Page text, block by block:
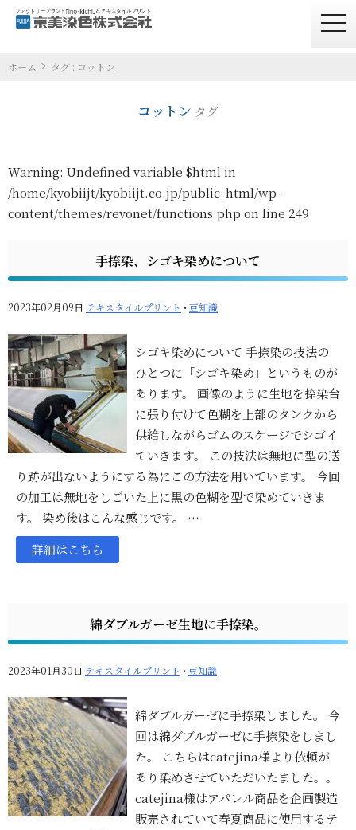
ホーム タグ : コットン
コットン タグ
Warning: Undefined variable $html in
/home/kyobiijt/kyobiijt.co.jp/public_html/wp-
content/themes/revonet/functions.php on line 249
手捺染、シゴキ染めについて
2023年02月09日 テキスタイルプリント •豆知識
シゴキ染めについて 手捺染の技法の
ひとつに「シゴキ染め」というものが
あります。 画像のように生地を捺染台
に張り付けて色糊を上部のタンクから
供給しながらゴムのスケージでシゴイ
ていきます。 この技法は無地に型の送
り跡が出ないようにする為にこの方法を用いています。 今回
の加工は無地をしごいた上に黒の色糊を型で染めていきま
す。 染め後はこんな感じです。 …
詳細はこちら
綿ダブルガーゼ生地に手捺染。
2023年01月30日 テキスタイルプリント •豆知識
綿ダブルガーゼに手捺染しました。 今
回は綿ダブルガーゼに手捺染をしまし
た。 こちらはcatejina様より依頼が
あり染めさせていただいたました。。
catejina様はアパレル商品を企画製造
販売されていて春夏商品に使用するテ